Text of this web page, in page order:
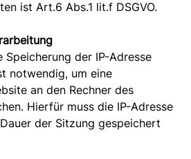
ist Art.6 Abs.1 lit.f DSGVO.
Speicherung der IP-Adresse
notwendig, um eine
an den Rechner des
Hierfür muss die IP-Adresse
der Sitzung gespeichert